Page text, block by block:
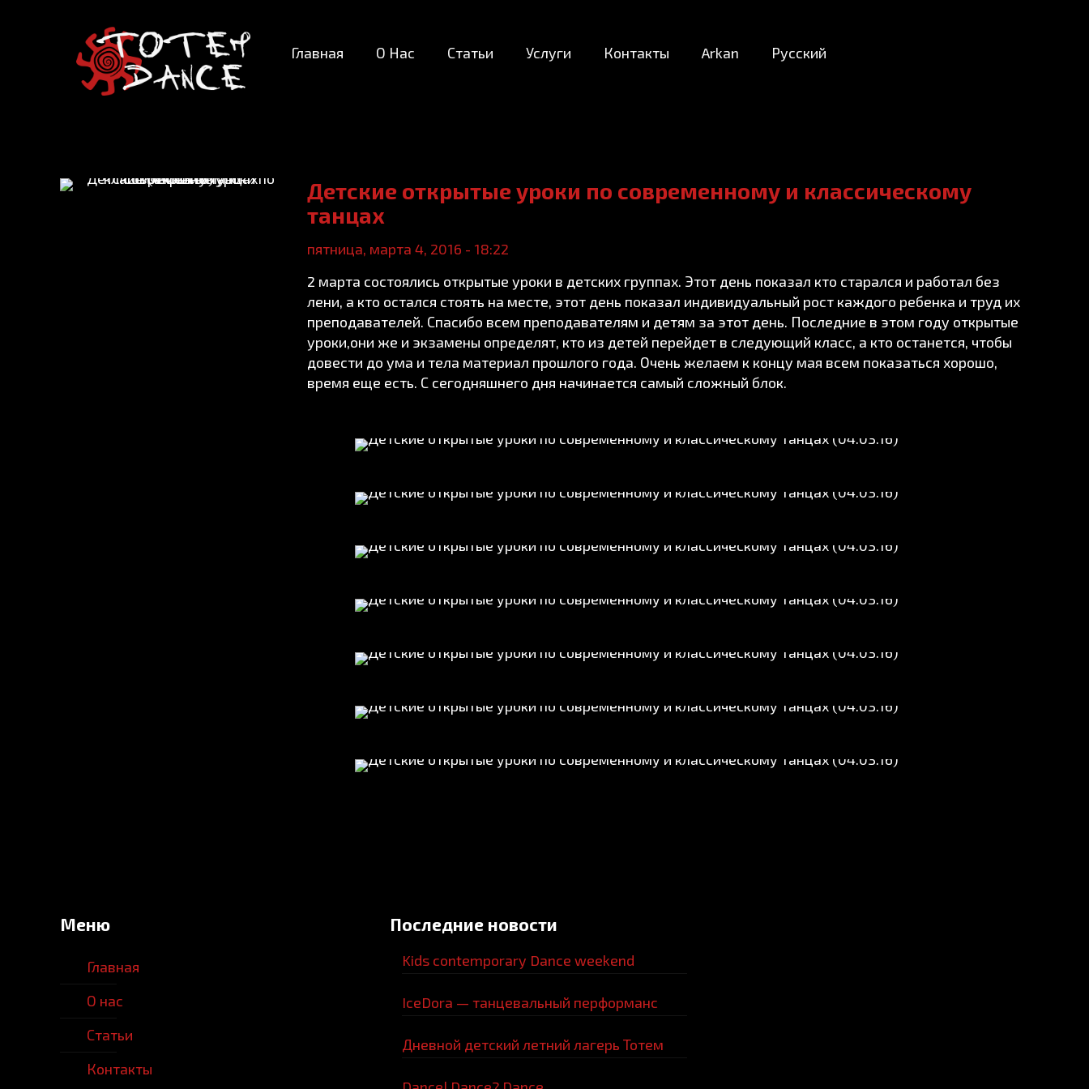
Главная О Нас Статьи Услуги Контакты Arkan Русский
Детские открытые уроки по современному и классическому
танцах
пятница, марта 4, 2016 - 18:22
2 марта состоялись открытые уроки в детских группах. Этот день показал кто старался и работал без
лени, а кто остался стоять на месте, этот день показал индивидуальный рост каждого ребенка и труд их
преподавателей. Спасибо всем преподавателям и детям за этот день. Последние в этом году открытые
уроки,они же и экзамены определят, кто из детей перейдет в следующий класс, а кто останется, чтобы
довести до ума и тела материал прошлого года. Очень желаем к концу мая всем показаться хорошо,
время еще есть. С сегодняшнего дня начинается самый сложный блок.
Меню
Главная
О нас
Статьи
Контакты
Последние новости
Kids contemporary Dance weekend
IceDora — танцевальный перформанс
Дневной детский летний лагерь Тотем